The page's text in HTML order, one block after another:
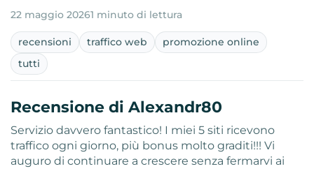
22 maggio 20261 minuto di lettura
recensioni traffico web
promozione online
tutti
Recensione di Alexandr80
Servizio davvero fantastico! I miei 5 siti ricevono
traffico ogni giorno, più bonus molto graditi!!! Vi
auguro di continuare a crescere senza fermarvi ai